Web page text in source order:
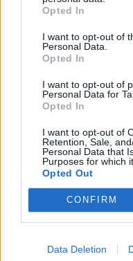
Opted In
I want to opt-out of
Personal Data.
Opted In
I want to opt-out of
Personal Data for
Opted In
I want to opt-out of
Retention, Sale,
Personal Data that
Purposes for which
Opted Out
CONFIRM
Data Deletion
Apícola San Mateo
Vega de San
Ver más